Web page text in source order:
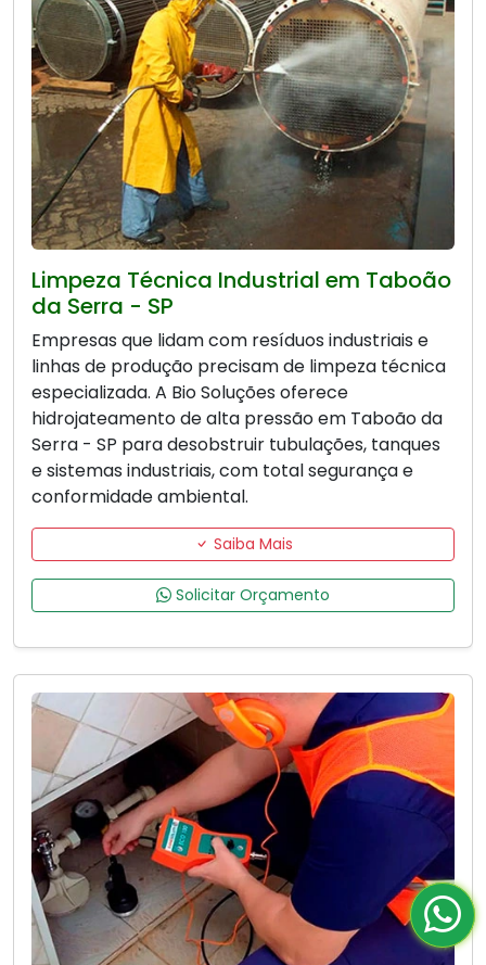
Limpeza Técnica Industrial em Taboão
da Serra - SP
Empresas que lidam com resíduos industriais e
linhas de produção precisam de limpeza técnica
especializada. A Bio Soluções oferece
hidrojateamento de alta pressão em Taboão da
Serra - SP para desobstruir tubulações, tanques
e sistemas industriais, com total segurança e
conformidade ambiental.
Saiba Mais
Solicitar Orçamento